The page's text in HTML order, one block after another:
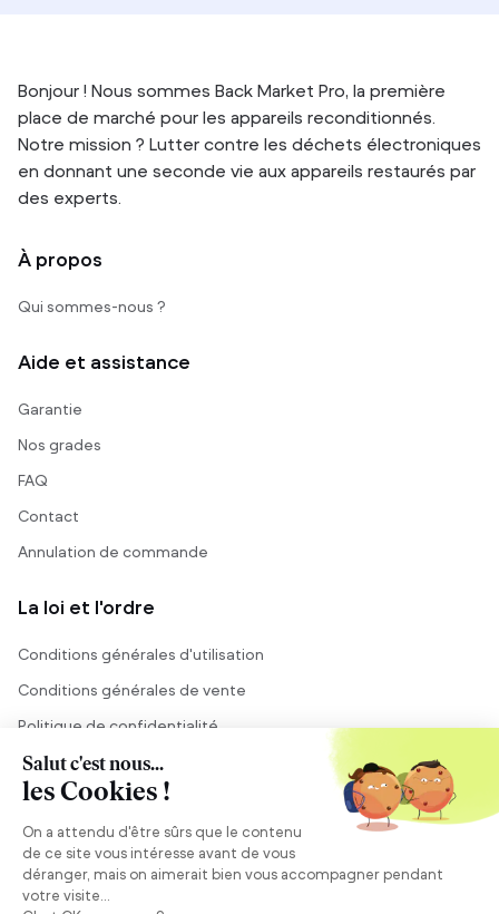
Bonjour ! Nous sommes Back Market Pro, la première
place de marché pour les appareils reconditionnés.
Notre mission ? Lutter contre les déchets électroniques
en donnant une seconde vie aux appareils restaurés par
des experts.
À propos
Qui sommes-nous ?
Aide et assistance
Garantie
Nos grades
FAQ
Contact
Annulation de commande
La loi et l'ordre
Conditions générales d'utilisation
Conditions générales de vente
Politique de confidentialité
Mentions légales
Besoin de conseils ?
Se connecter